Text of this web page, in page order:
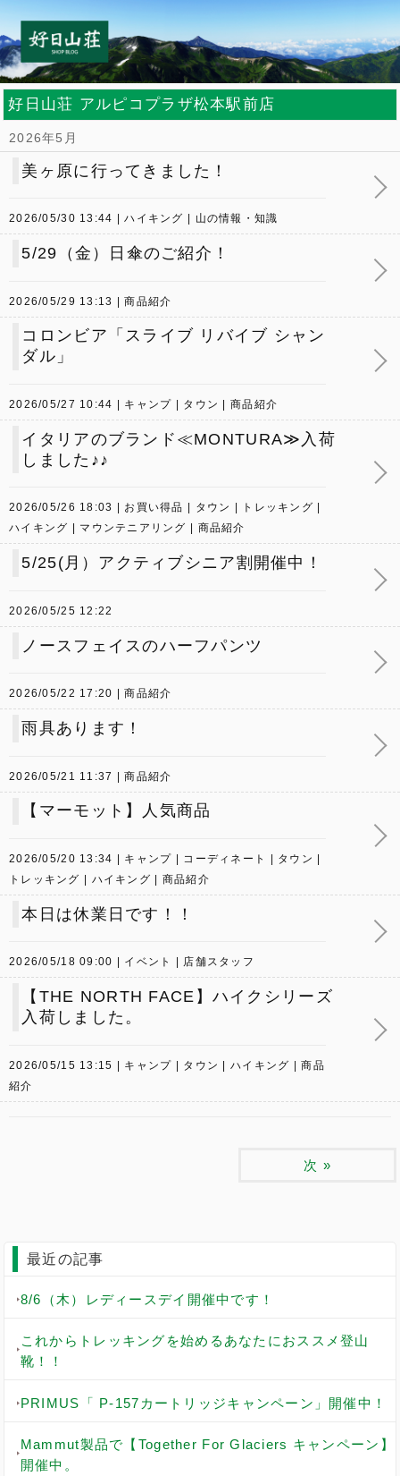
好日山荘 アルピコプラザ松本駅前店
2026年5月
美ヶ原に行ってきました！
2026/05/30 13:44 ハイキング 山の情報・知識
5/29（金）日傘のご紹介！
2026/05/29 13:13 商品紹介
コロンビア「スライブ リバイブ シャン
ダル」
2026/05/27 10:44 キャンプ タウン 商品紹介
イタリアのブランド≪MONTURA≫入荷
しました♪♪
2026/05/26 18:03 お買い得品 タウン
トレッキング
ハイキング
マウンテニアリング 商品紹介
5/25(月）アクティブシニア割開催中！
2026/05/25 12:22
ノースフェイスのハーフパンツ
2026/05/22 17:20 商品紹介
雨具あります！
2026/05/21 11:37 商品紹介
【マーモット】人気商品
2026/05/20 13:34 キャンプ コーディネート
タウン
トレッキング
ハイキング 商品紹介
本日は休業日です！！
2026/05/18 09:00 イベント 店舗スタッフ
【THE NORTH FACE】ハイクシリーズ
入荷しました。
2026/05/15 13:15 キャンプ タウン ハイキング
商品
紹介
次 »
最近の記事
8/6（木）レディースデイ開催中です！
これからトレッキングを始めるあなたにおススメ登山
靴！！
PRIMUS「 P-157カートリッジキャンペーン」開催中！
Mammut製品で【Together For Glaciers キャンペーン】
開催中。